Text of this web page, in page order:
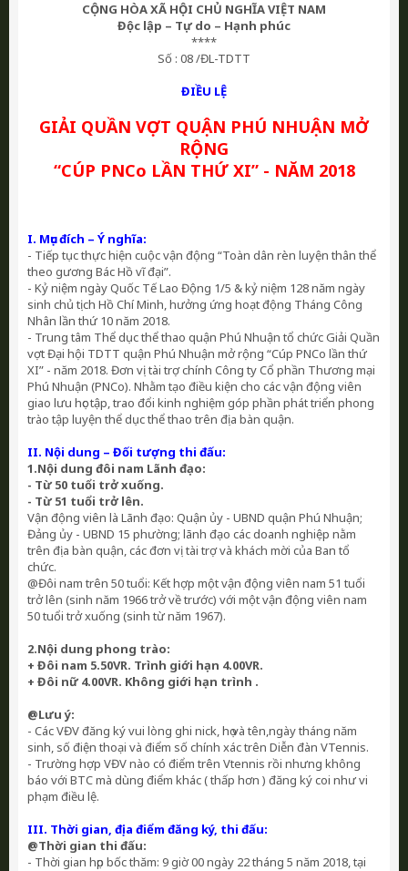
CỘNG HÒA XÃ HỘI CHỦ NGHĨA VIỆT NAM
Độc lập – Tự do – Hạnh phúc
****
Số : 08 /ĐL-TDTT
ĐIỀU LỆ
GIẢI QUẦN VỢT QUẬN PHÚ NHUẬN MỞ
RỘNG
“CÚP PNCo LẦN THỨ XI” - NĂM 2018
I. Mục đích – Ý nghĩa:
- Tiếp tục thực hiện cuộc vận động “Toàn dân rèn luyện thân thể
theo gương Bác Hồ vĩ đại”.
- Kỷ niệm ngày Quốc Tế Lao Động 1/5 & kỷ niệm 128 năm ngày
sinh chủ tịch Hồ Chí Minh, hưởng ứng hoạt động Tháng Công
Nhân lần thứ 10 năm 2018.
- Trung tâm Thể dục thể thao quận Phú Nhuận tổ chức Giải Quần
vợt Đại hội TDTT quận Phú Nhuận mở rộng “Cúp PNCo lần thứ
XI” - năm 2018. Đơn vị tài trợ chính Công ty Cổ phần Thương mại
Phú Nhuận (PNCo). Nhằm tạo điều kiện cho các vận động viên
giao lưu học tập, trao đổi kinh nghiệm góp phần phát triển phong
trào tập luyện thể dục thể thao trên địa bàn quận.
II. Nội dung – Đối tượng thi đấu:
1.Nội dung đôi nam Lãnh đạo:
- Từ 50 tuổi trở xuống.
- Từ 51 tuổi trở lên.
Vận động viên là Lãnh đạo: Quận ủy - UBND quận Phú Nhuận;
Đảng ủy - UBND 15 phường; lãnh đạo các doanh nghiệp nằm
trên địa bàn quận, các đơn vị tài trợ và khách mời của Ban tổ
chức.
@Đôi nam trên 50 tuổi: Kết hợp một vận động viên nam 51 tuổi
trở lên (sinh năm 1966 trở về trước) với một vận động viên nam
50 tuổi trở xuống (sinh từ năm 1967).
2.Nội dung phong trào:
+ Đôi nam 5.50VR. Trình giới hạn 4.00VR.
+ Đôi nữ 4.00VR. Không giới hạn trình .
@Lưu ý:
- Các VĐV đăng ký vui lòng ghi nick, họ và tên,ngày tháng năm
sinh, số điện thoại và điểm số chính xác trên Diễn đàn VTennis.
- Trường hợp VĐV nào có điểm trên Vtennis rồi nhưng không
báo với BTC mà dùng điểm khác ( thấp hơn ) đăng ký coi như vi
phạm điều lệ.
III. Thời gian, địa điểm đăng ký, thi đấu:
@Thời gian thi đấu:
- Thời gian họp bốc thăm: 9 giờ 00 ngày 22 tháng 5 năm 2018, tại